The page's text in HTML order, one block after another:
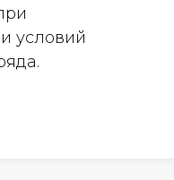
условий